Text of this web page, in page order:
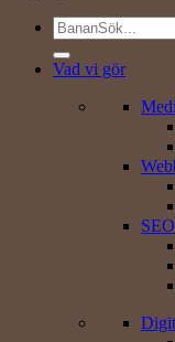
Vad vi gör
SEO